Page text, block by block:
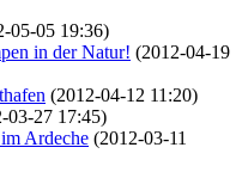
05-05 19:36)
in der Natur! (2012-04-19
(2012-04-12 11:20)
03-27 17:45)
Ardeche (2012-03-11